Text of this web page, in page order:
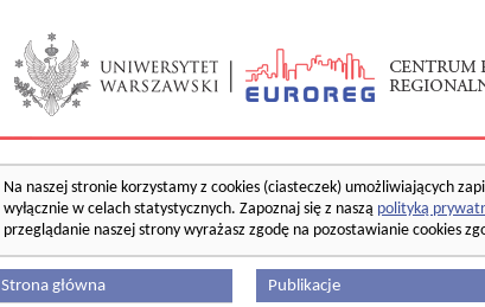
Na naszej stronie korzystamy z cookies (ciasteczek) umożliwiających
wyłącznie w celach statystycznych. Zapoznaj się z naszą polityką
przeglądanie naszej strony wyrażasz zgodę na pozostawianie cookies
Strona główna Publikacje